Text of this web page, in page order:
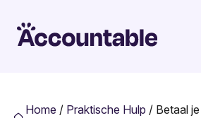
Home / Praktische Hulp / Betaal